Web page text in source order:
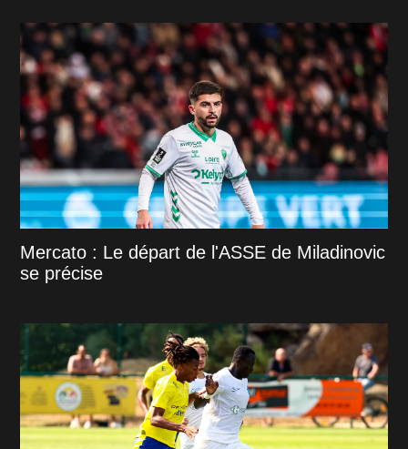
Mercato : Le départ de l'ASSE de Miladinovic
se précise